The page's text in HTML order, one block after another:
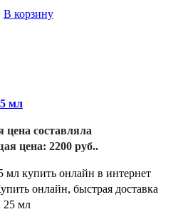
В корзину
мл
цена составляла
цена: 2200 руб..
купить онлайн в интернет
онлайн, быстрая доставка
25 мл